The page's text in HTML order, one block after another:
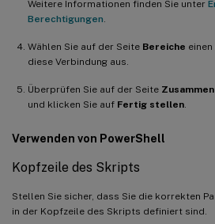
Weitere Informationen finden Sie unter
Berechtigungen
Wählen Sie auf der Seite Bereiche
diese Verbindung aus.
Überprüfen Sie auf der Seite
und klicken Sie auf Fertig stellen
Verwenden von PowerShell
Kopfzeile des Skripts
Stellen Sie sicher, dass Sie die korrekten
in der Kopfzeile des Skripts definiert sind.